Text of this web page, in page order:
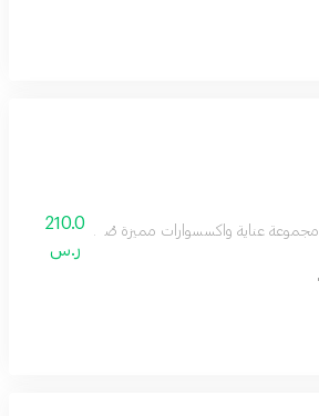
مجموعة عناية واكسسوارات مميزة صُممت للرجل
210.0
ر.س